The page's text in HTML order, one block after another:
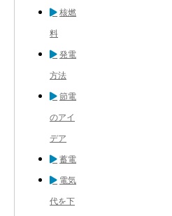
核燃
料
発電
方法
節電
のアイ
デア
蓄電
電気
代を下